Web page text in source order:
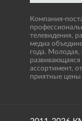
Компания-
телевидения,
медиа
года. Молодая,
ассортимент,
приятные цены